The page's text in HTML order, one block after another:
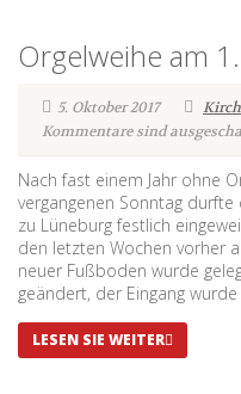
Orgelweihe am
5. Oktober 2017
Kommentare sind
Nach fast einem Jahr ohne
vergangenen Sonntag
zu Lüneburg festlich
den letzten Wochen vorher
neuer Fußboden wurde
geändert, der Eingang wurde
LESEN SIE WEITER